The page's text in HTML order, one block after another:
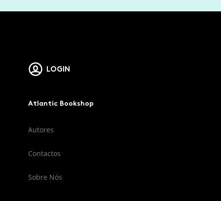
LOGIN
Atlantic Bookshop
Autores
Contactos
Sobre Nós